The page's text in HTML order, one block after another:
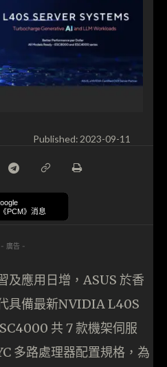
Published: 2023-09-11
PCM》消息
- 廣告 -
及應用日增，ASUS 於香
具備最新NVIDIA L40S
共 7 款機架伺服
多路處理器配置規格，為